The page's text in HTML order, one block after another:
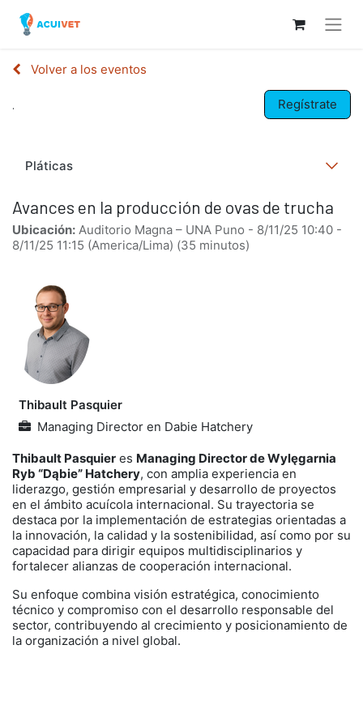
Volver a los eventos
. Regístrate
Pláticas
Avances en la producción de ovas de trucha
Ubicación: Auditorio Magna – UNA Puno - 8/11/25 10:40 -
8/11/25 11:15 (America/Lima) (35 minutos)
Thibault Pasquier
Managing Director en Dabie Hatchery
Thibault Pasquier es Managing Director de Wylęgarnia
Ryb “Dąbie” Hatchery, con amplia experiencia en
liderazgo, gestión empresarial y desarrollo de proyectos
en el ámbito acuícola internacional. Su trayectoria se
destaca por la implementación de estrategias orientadas a
la innovación, la calidad y la sostenibilidad, así como por su
capacidad para dirigir equipos multidisciplinarios y
fortalecer alianzas de cooperación internacional.
Su enfoque combina visión estratégica, conocimiento
técnico y compromiso con el desarrollo responsable del
sector, contribuyendo al crecimiento y posicionamiento de
la organización a nivel global.